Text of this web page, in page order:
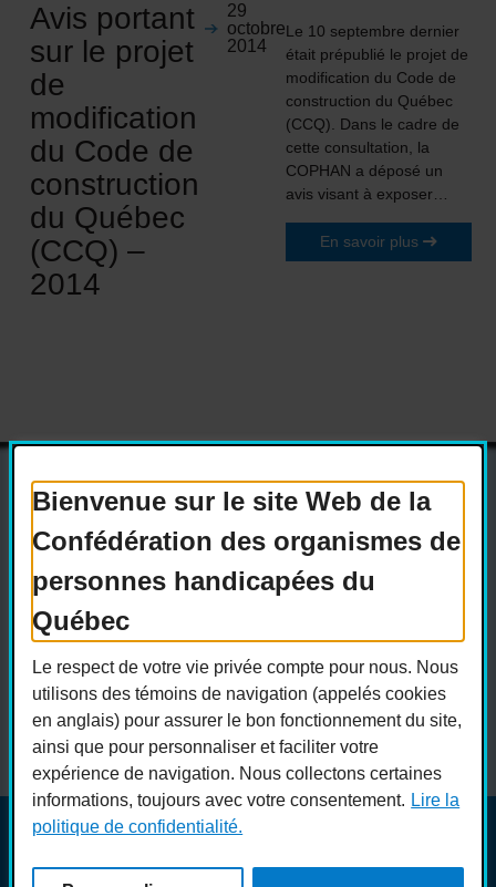
Bienvenue sur le site Web de la
Confédération des organismes de
personnes handicapées du
Québec
Le respect de votre vie privée compte pour nous. Nous
utilisons des témoins de navigation (appelés cookies
en anglais) pour assurer le bon fonctionnement du site,
ainsi que pour personnaliser et faciliter votre
expérience de navigation. Nous collectons certaines
informations, toujours avec votre consentement. Lire la
politique de confidentialité.
Avis portant
sur le projet
de
modification
du Code de
construction
du Québec
(CCQ) –
2014
29
octobre
2014
Le 10 septembre dernier
était prépublié le projet de
modification du Code de
construction du Québec
(CCQ). Dans le cadre de
cette consultation, la
COPHAN a déposé un
avis visant à exposer…
En savoir plus
Actualités
Devenir membre
Nous joindre
Nous recrutons
Guide sur l’accessibilité universelle
FAQ
réservés.